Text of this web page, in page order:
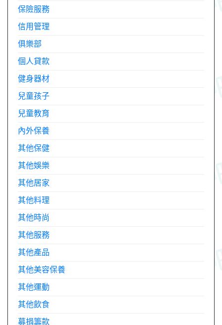
保險服務
信用管理
俱樂部
個人貸款
健身器材
兒童孩子
兒童教育
內外保養
其他保健
其他娛樂
其他居家
其他料理
其他時尚
其他服務
其他產品
其他美容保養
其他運動
其他飲食
募捐籌款